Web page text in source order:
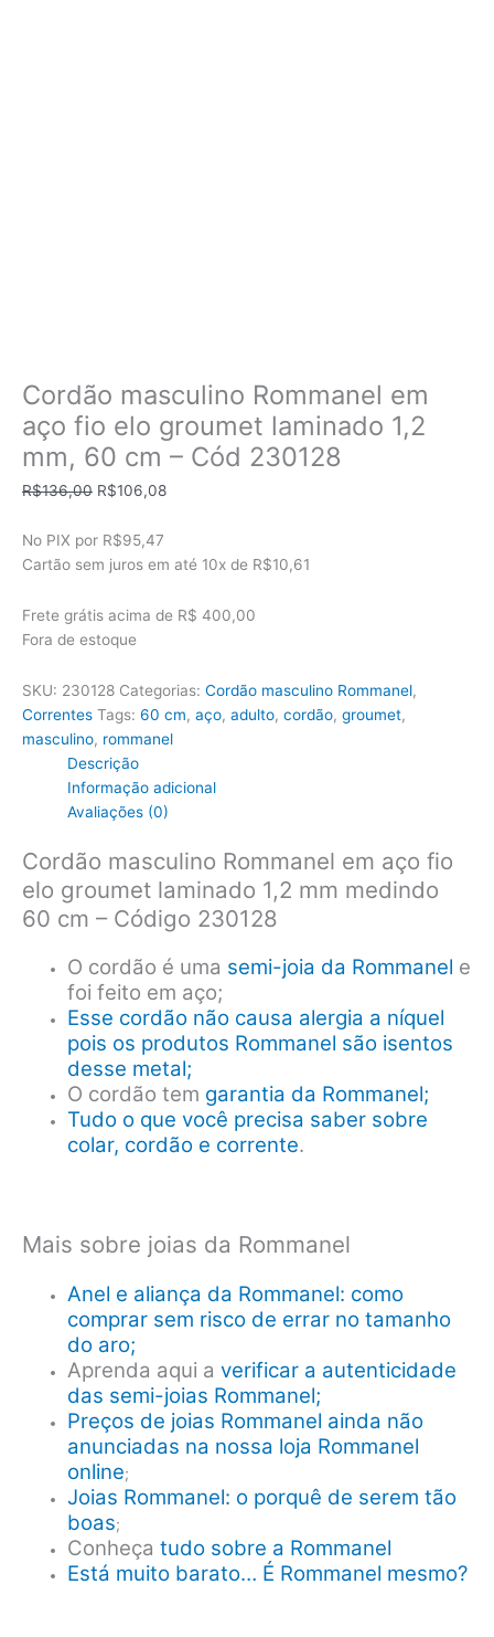
Cordão masculino Rommanel em
aço fio elo groumet laminado 1,2
mm, 60 cm – Cód 230128
R$136,00 O
original
era:
R$106,08O
é:
No PIX por R$95,47
Cartão sem juros em até 10x de R$10,61
Frete grátis acima de R$ 400,00
Fora de estoque
SKU: 230128 Categorias: Cordão masculino Rommanel,
Correntes Tags: 60 cm, aço, adulto, cordão, groumet,
masculino, rommanel
Descrição
Informação adicional
Avaliações (0)
Cordão masculino Rommanel em aço fio
elo groumet laminado 1,2 mm medindo
60 cm – Código 230128
O cordão é uma semi-joia da Rommanel e
foi feito em aço;
Esse cordão não causa alergia a níquel
pois os produtos Rommanel são isentos
desse metal;
O cordão tem garantia da Rommanel;
Tudo o que você precisa saber sobre
colar, cordão e corrente.
Mais sobre joias da Rommanel
Anel e aliança da Rommanel: como
comprar sem risco de errar no tamanho
do aro;
Aprenda aqui averificar a autenticidade
das semi-joias Rommanel;
Preços de joias Rommanel ainda não
anunciadas na nossa loja Rommanel
online;
Joias Rommanel: o porquê de serem tão
boas;
Conheçatudo sobre a Rommanel
Está muito barato… É Rommanel mesmo?